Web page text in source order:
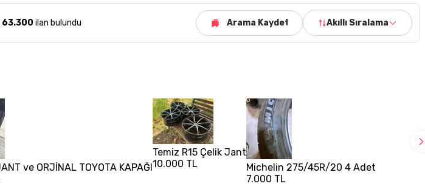
63.300 ilan bulundu Arama Kaydet Akıllı Sıralama
ve ORJİNAL TOYOTA KAPAĞI
Temiz R15 Çelik Jant
10.000 TL
Michelin 275/45R/20 4 Adet
7.000 TL